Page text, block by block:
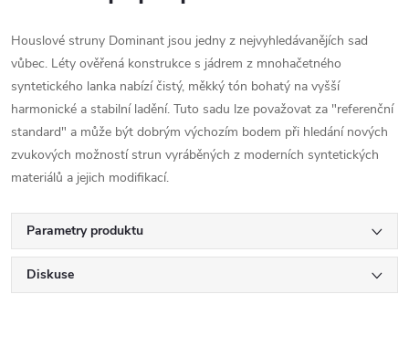
Houslové struny Dominant jsou jedny z nejvyhledávanějích sad
vůbec. Léty ověřená konstrukce s jádrem z mnohačetného
syntetického lanka nabízí čistý, měkký tón bohatý na vyšší
harmonické a stabilní ladění. Tuto sadu lze považovat za "referenční
standard" a může být dobrým výchozím bodem při hledání nových
zvukových možností strun vyráběných z moderních syntetických
materiálů a jejich modifikací.
Parametry produktu
Diskuse